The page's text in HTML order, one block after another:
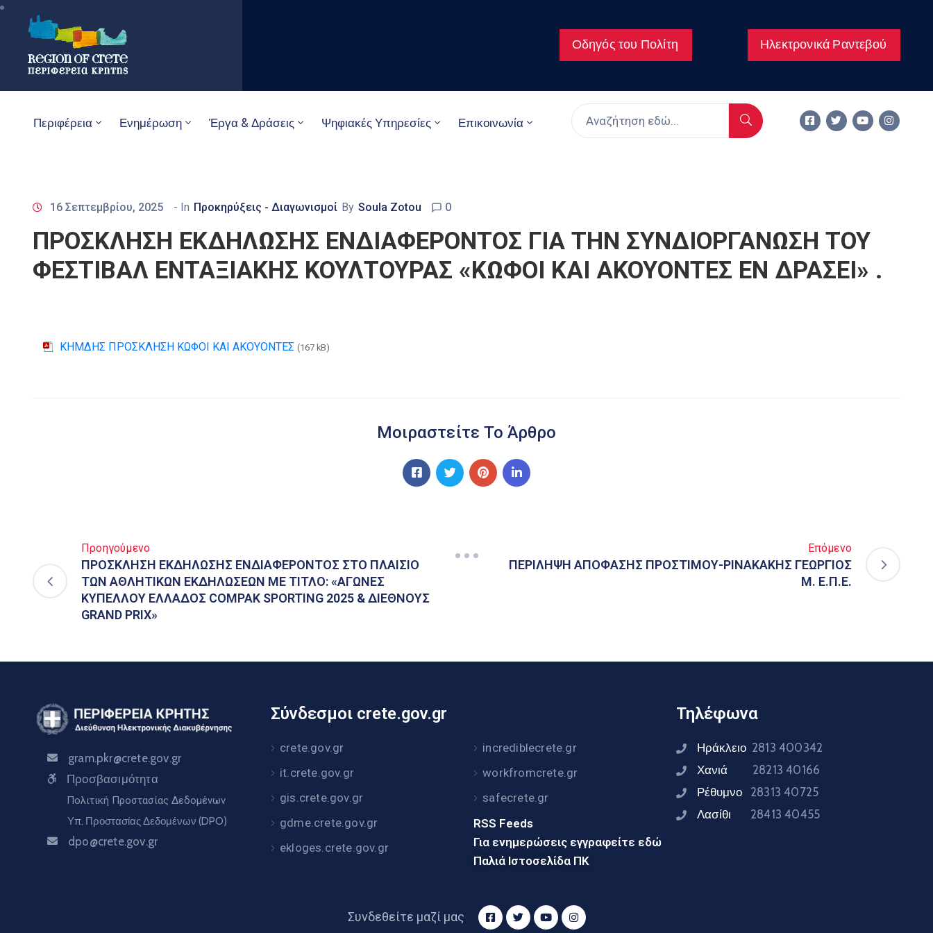
Οδηγός του Πολίτη Ηλεκτρονικά Ραντεβού
Περιφέρεια Ενημέρωση Έργα & Δράσεις Ψηφιακές Υπηρεσίες Επικοινωνία
16 Σεπτεμβρίου, 2025 - In Προκηρύξεις - Διαγωνισμοί By Soula Zotou 0
ΠΡΟΣΚΛΗΣΗ ΕΚΔΗΛΩΣΗΣ ΕΝΔΙΑΦΕΡΟΝΤΟΣ ΓΙΑ ΤΗN ΣΥΝΔΙΟΡΓΑΝΩΣH ΤΟΥ
ΦΕΣΤΙΒΑΛ ΕΝΤΑΞΙΑΚΗΣ ΚΟΥΛΤΟΥΡΑΣ «ΚΩΦΟΙ ΚΑΙ ΑΚΟΥΟΝΤΕΣ ΕΝ ΔΡΑΣΕΙ» .
ΚΗΜΔΗΣ ΠΡΟΣΚΛΗΣΗ ΚΩΦΟΙ ΚΑΙ ΑΚΟΥΟΝΤΕΣ (167 kB)
Μοιραστείτε Το Άρθρο
Προηγούμενο
ΠΡΟΣΚΛΗΣΗ ΕΚΔΗΛΩΣΗΣ ΕΝΔΙΑΦΕΡΟΝΤΟΣ ΣΤΟ ΠΛΑΙΣΙΟ
ΤΩΝ ΑΘΛΗΤΙΚΩΝ ΕΚΔΗΛΩΣΕΩΝ ΜΕ ΤΙΤΛΟ: «ΑΓΩΝΕΣ
ΚΥΠΕΛΛΟΥ ΕΛΛΑΔΟΣ COMPAK SPORTING 2025 & ΔΙΕΘΝΟΥΣ
GRAND PRIX»
Επόμενο
ΠΕΡΙΛΗΨΗ ΑΠΟΦΑΣΗΣ ΠΡΟΣΤΙΜΟΥ-ΡΙΝΑΚΑΚΗΣ ΓΕΩΡΓΙΟΣ
Μ. Ε.Π.Ε.
gram.pkr@crete.gov.gr
Προσβασιμότητα
Πολιτική Προστασίας Δεδομένων
Υπ. Προστασίας Δεδομένων (DPO)
dpo@crete.gov.gr
Σύνδεσμοι crete.gov.gr
crete.gov.gr
it.crete.gov.gr
gis.crete.gov.gr
gdme.crete.gov.gr
ekloges.crete.gov.gr
incrediblecrete.gr
workfromcrete.gr
safecrete.gr
RSS Feeds
Για ενημερώσεις εγγραφείτε εδώ
Παλιά Ιστοσελίδα ΠΚ
Τηλέφωνα
Ηράκλειο 2813 400342
Χανιά 28213 40166
Ρέθυμνο 28313 40725
Λασίθι 28413 40455
Συνδεθείτε μαζί μας